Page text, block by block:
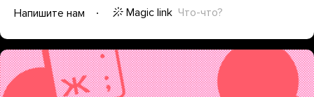
Напишите нам
Magic link Что-что?